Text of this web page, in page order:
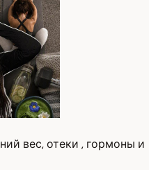
вес, отеки , гормоны и